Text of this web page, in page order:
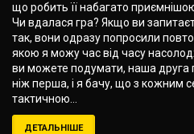
що робить її набагато
Чи вдалася гра? Якщо ви
так, вони одразу попросили
якою я можу час від часу
ви можете подумати, наша друга
ніж перша, і я бачу, що з кожним
тактичною...
ДЕТАЛЬНІШЕ